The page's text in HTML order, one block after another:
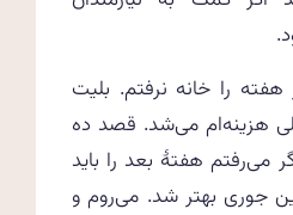
را خانه نرفتم. بلیت
هزینه‌ام می‌شد. قصد ده
می‌رفتم هفتهٔ بعد را باید
جوری بهتر شد. می‌روم و